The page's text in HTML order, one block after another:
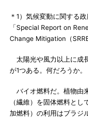
＊1）気候変動に関する
「Special Report on
Change Mitigation（
太陽光や風力以上に成
が1つある。何だろうか。
バイオ燃料だ。植物由
（繊維）を固体燃料と
加燃料）の利用はブラジ